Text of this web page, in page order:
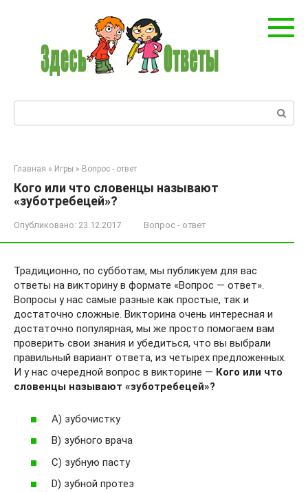
Поиск:
Главная » Игры » Вопрос - ответ
Кого или что словенцы называют
«зуботребецей»?
Опубликовано: 23.12.2017 Вопрос - ответ
Традиционно, по субботам, мы публикуем для вас
ответы на викторину в формате «Вопрос — ответ».
Вопросы у нас самые разные как простые, так и
достаточно сложные. Викторина очень интересная и
достаточно популярная, мы же просто помогаем вам
проверить свои знания и убедиться, что вы выбрали
правильный вариант ответа, из четырех предложенных.
И у нас очередной вопрос в викторине — Кого или что
словенцы называют «зуботребецей»?
А) зубочистку
В) зубного врача
С) зубную пасту
D) зубной протез